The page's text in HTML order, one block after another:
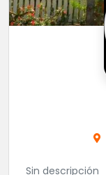
Sin descripción